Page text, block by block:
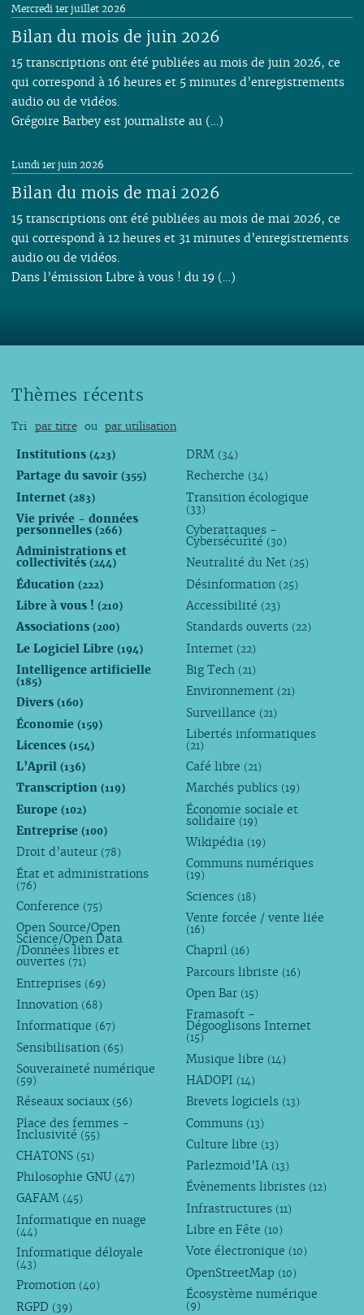
Bilan du mois de juin 2026
Mercredi 1er juillet 2026
15 transcriptions ont été publiées au mois de juin 2026, ce
qui correspond à 16 heures et 5 minutes d’enregistrements
audio ou de vidéos.
Grégoire Barbey est journaliste au (…)
Bilan du mois de mai 2026
Lundi 1er juin 2026
15 transcriptions ont été publiées au mois de mai 2026, ce
qui correspond à 12 heures et 31 minutes d’enregistrements
audio ou de vidéos.
Dans l’émission Libre à vous ! du 19 (…)
Thèmes récents
Tri par titre ou par utilisation
Institutions (423)
Partage du savoir (355)
Internet (283)
Vie privée - données
personnelles (266)
Administrations et
collectivités (244)
Éducation (222)
Libre à vous ! (210)
Associations (200)
Le Logiciel Libre (194)
Intelligence artificielle
(185)
Divers (160)
Économie (159)
Licences (154)
L’April (136)
Transcription (119)
Europe (102)
Entreprise (100)
Droit d’auteur (78)
État et administrations
(76)
Conference (75)
Open Source/Open
Science/Open Data
/Données libres et
ouvertes (71)
Entreprises (69)
Innovation (68)
Informatique (67)
Sensibilisation (65)
Souveraineté numérique
(59)
Réseaux sociaux (56)
Place des femmes -
Inclusivité (55)
CHATONS (51)
Philosophie GNU (47)
GAFAM (45)
Informatique en nuage
(44)
Informatique déloyale
(43)
Promotion (40)
RGPD (39)
DRM (34)
Recherche (34)
Transition écologique
(33)
Cyberattaques -
Cybersécurité (30)
Neutralité du Net (25)
Désinformation (25)
Accessibilité (23)
Standards ouverts (22)
Internet (22)
Big Tech (21)
Environnement (21)
Surveillance (21)
Libertés informatiques
(21)
Café libre (21)
Marchés publics (19)
Économie sociale et
solidaire (19)
Wikipédia (19)
Communs numériques
(19)
Sciences (18)
Vente forcée / vente liée
(16)
Chapril (16)
Parcours libriste (16)
Open Bar (15)
Framasoft -
Dégooglisons Internet
(15)
Musique libre (14)
HADOPI (14)
Brevets logiciels (13)
Communs (13)
Culture libre (13)
Parlezmoid’IA (13)
Évènements libristes (12)
Infrastructures (11)
Libre en Fête (10)
Vote électronique (10)
OpenStreetMap (10)
Écosystème numérique
(9)